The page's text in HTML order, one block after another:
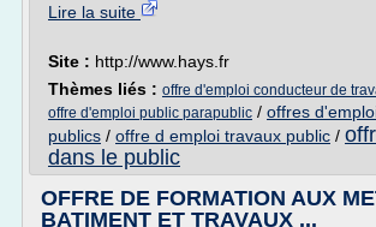
Lire la suite
Site : http://www.hays.fr
Thèmes liés : offre d'emploi conducteur de
offre d'emploi public parapublic / offres
publics / offre d emploi travaux public /
dans le public
OFFRE DE FORMATION AUX
BATIMENT ET TRAVAUX ...